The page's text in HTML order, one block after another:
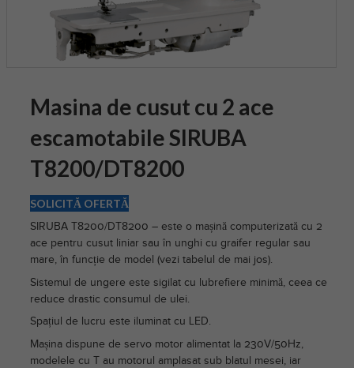
Masina de cusut cu 2 ace
escamotabile SIRUBA
T8200/DT8200
SOLICITĂ OFERTĂ
SIRUBA T8200/DT8200 – este o mașină computerizată cu 2
ace pentru cusut liniar sau în unghi cu graifer regular sau
mare, în funcție de model (vezi tabelul de mai jos).
Sistemul de ungere este sigilat cu lubrefiere minimă, ceea ce
reduce drastic consumul de ulei.
Spațiul de lucru este iluminat cu LED.
Mașina dispune de servo motor alimentat la 230V/50Hz,
modelele cu T au motorul amplasat sub blatul mesei, iar